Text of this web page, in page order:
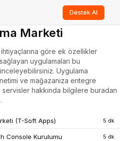
Destek Al
Marketi
ihtiyaçlarına göre ek özellikler
uygulamaları bu
Uygulama
ve mağazanıza entegre
hakkında bilgilere buradan
(T-Soft Apps) 5 dk
Console Kurulumu 5 dk